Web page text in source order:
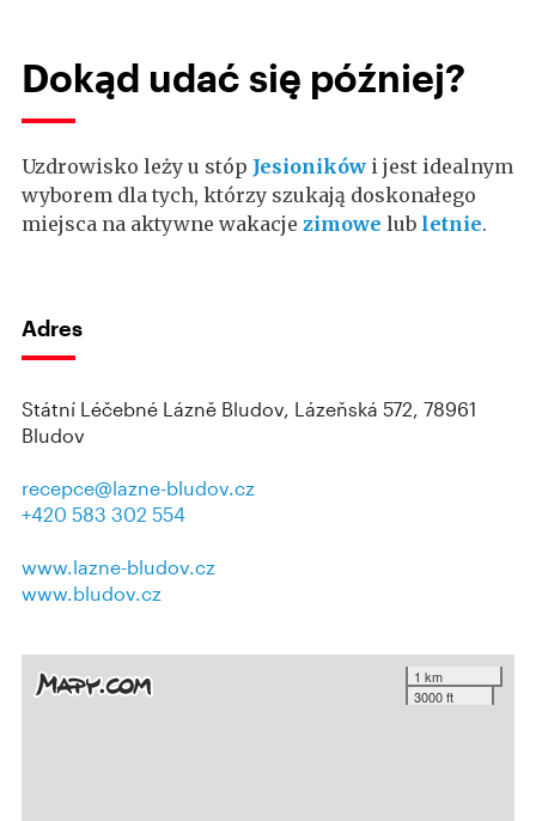
Dokąd udać się później?
Uzdrowisko leży u stóp Jesioników i jest idealnym
wyborem dla tych, którzy szukają doskonałego
miejsca na aktywne wakacje zimowe lub letnie.
Adres
Státní Léčebné Lázně Bludov, Lázeňská 572, 78961
Bludov
recepce@lazne-bludov.cz
+420 583 302 554
www.lazne-bludov.cz
www.bludov.cz
1 km
3000 ft